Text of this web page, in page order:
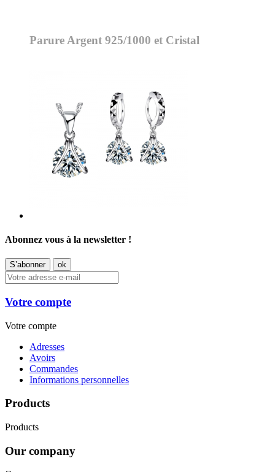
Parure Argent 925/1000 et Cristal
Abonnez vous à la newsletter !
Votre compte
Votre compte
Adresses
Avoirs
Commandes
Informations personnelles
Products
Products
Our company